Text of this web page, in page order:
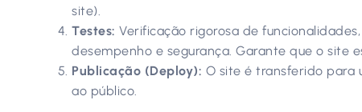
site).
Testes: Verificação rigorosa de
desempenho e segurança. Garante que o site
Publicação (Deploy): O site é transferido para
ao público.